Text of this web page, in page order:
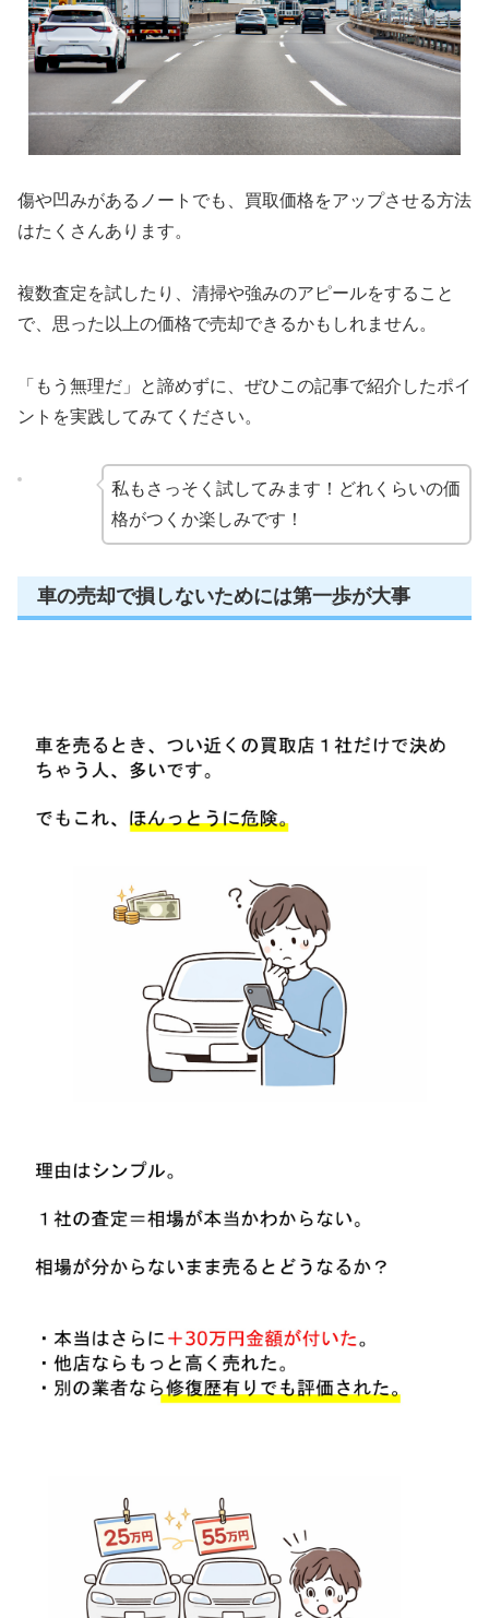
傷や凹みがあるノートでも、買取価格をアップさせる方法
はたくさんあります。
複数査定を試したり、清掃や強みのアピールをすること
で、思った以上の価格で売却できるかもしれません。
「もう無理だ」と諦めずに、ぜひこの記事で紹介したポイ
ントを実践してみてください。
私もさっそく試してみます！どれくらいの価
格がつくか楽しみです！
車の売却で損しないためには第一歩が大事